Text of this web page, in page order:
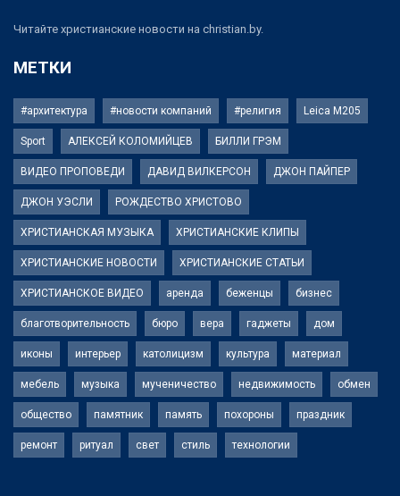
Читайте христианские новости на christian.by.
МЕТКИ
#архитектура #новости компаний #религия Leica M205
Sport АЛЕКСЕЙ КОЛОМИЙЦЕВ БИЛЛИ ГРЭМ
ВИДЕО ПРОПОВЕДИ ДАВИД ВИЛКЕРСОН ДЖОН ПАЙПЕР
ДЖОН УЭСЛИ РОЖДЕСТВО ХРИСТОВО
ХРИСТИАНСКАЯ МУЗЫКА ХРИСТИАНСКИЕ КЛИПЫ
ХРИСТИАНСКИЕ НОВОСТИ ХРИСТИАНСКИЕ СТАТЬИ
ХРИСТИАНСКОЕ ВИДЕО аренда беженцы бизнес
благотворительность бюро вера гаджеты дом
иконы интерьер католицизм культура материал
мебель музыка мученичество недвижимость обмен
общество памятник память похороны праздник
ремонт ритуал свет стиль технологии